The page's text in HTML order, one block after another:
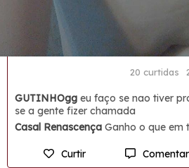
20 curtidas
GUTINHOgg eu faço se nao tiver
se a gente fizer chamada
Casal Renascença Ganho o que em
Curtir Comentar